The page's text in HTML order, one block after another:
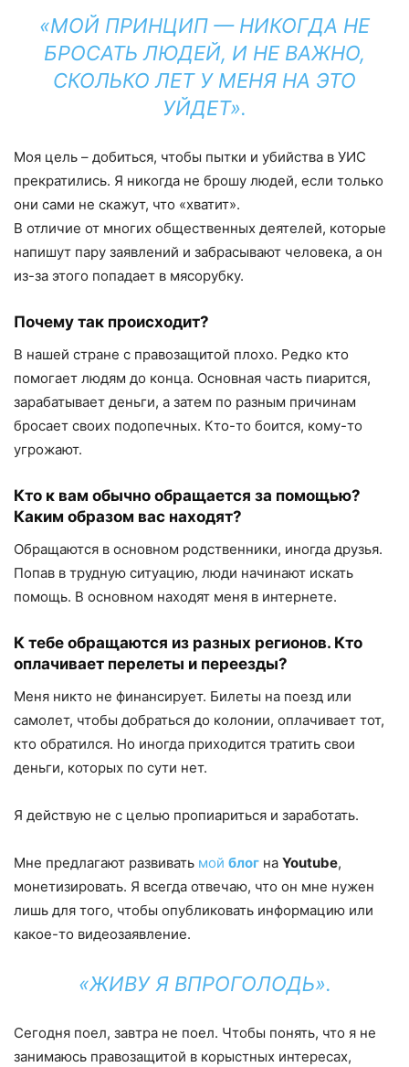
«МОЙ ПРИНЦИП — НИКОГДА НЕ
БРОСАТЬ ЛЮДЕЙ, И НЕ ВАЖНО,
СКОЛЬКО ЛЕТ У МЕНЯ НА ЭТО
УЙДЕТ».
Моя цель – добиться, чтобы пытки и убийства в УИС
прекратились. Я никогда не брошу людей, если только
они сами не скажут, что «хватит».
В отличие от многих общественных деятелей, которые
напишут пару заявлений и забрасывают человека, а он
из-за этого попадает в мясорубку.
Почему так происходит?
В нашей стране с правозащитой плохо. Редко кто
помогает людям до конца. Основная часть пиарится,
зарабатывает деньги, а затем по разным причинам
бросает своих подопечных. Кто-то боится, кому-то
угрожают.
Кто к вам обычно обращается за помощью?
Каким образом вас находят?
Обращаются в основном родственники, иногда друзья.
Попав в трудную ситуацию, люди начинают искать
помощь. В основном находят меня в интернете.
К тебе обращаются из разных регионов. Кто
оплачивает перелеты и переезды?
Меня никто не финансирует. Билеты на поезд или
самолет, чтобы добраться до колонии, оплачивает тот,
кто обратился. Но иногда приходится тратить свои
деньги, которых по сути нет.
Я действую не с целью пропиариться и заработать.
Мне предлагают развивать мой блог на Youtube,
монетизировать. Я всегда отвечаю, что он мне нужен
лишь для того, чтобы опубликовать информацию или
какое-то видеозаявление.
«ЖИВУ Я ВПРОГОЛОДЬ».
Сегодня поел, завтра не поел. Чтобы понять, что я не
занимаюсь правозащитой в корыстных интересах,